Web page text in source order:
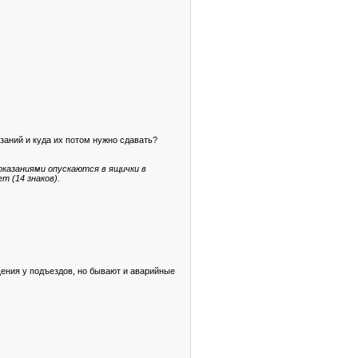
и куда их потом нужно сдавать?
опускаются в ящички в
(14 знаков).
у подъездов, но бывают и аварийные